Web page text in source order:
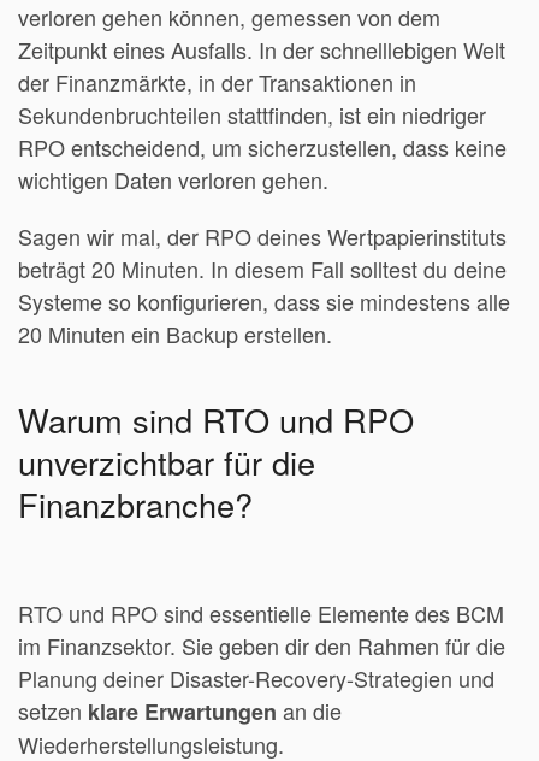
verloren gehen können, gemessen von dem
Zeitpunkt eines Ausfalls. In der schnelllebigen Welt
der Finanzmärkte, in der Transaktionen in
Sekundenbruchteilen stattfinden, ist ein niedriger
RPO entscheidend, um sicherzustellen, dass keine
wichtigen Daten verloren gehen.
Sagen wir mal, der RPO deines Wertpapierinstituts
beträgt 20 Minuten. In diesem Fall solltest du deine
Systeme so konfigurieren, dass sie mindestens alle
20 Minuten ein Backup erstellen.
Warum sind RTO und RPO
unverzichtbar für die
Finanzbranche?
RTO und RPO sind essentielle Elemente des BCM
im Finanzsektor. Sie geben dir den Rahmen für die
Planung deiner Disaster-Recovery-Strategien und
setzen klare Erwartungen an die
Wiederherstellungsleistung.